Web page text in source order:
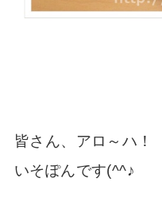
皆さん、アロ～ハ！
いそぽんです(^^♪